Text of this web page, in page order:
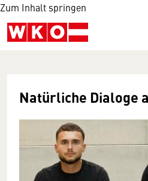
Zum Inhalt springen
Natürliche Dialoge